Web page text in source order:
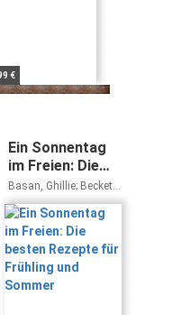
€
Ein Sonnentag
im Freien: Die
besten Rezepte
für Frühling und
Sommer
Basan, Ghillie; Beckett,
Fiona; Blake, Susannah